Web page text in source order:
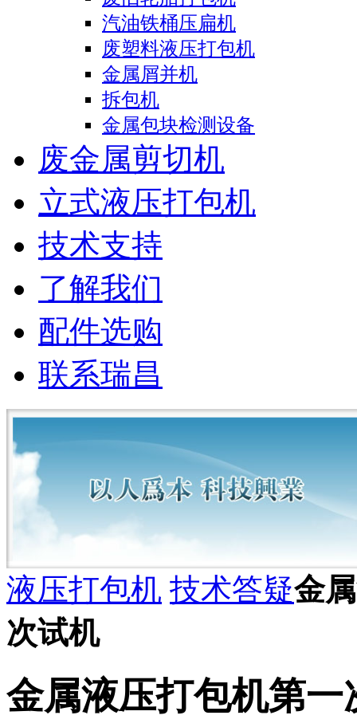
汽油铁桶压扁机
废塑料液压打包机
金属屑并机
拆包机
金属包块检测设备
废金属剪切机
立式液压打包机
技术支持
了解我们
配件选购
联系瑞昌
液压打包机 技术答疑金
次试机
金属液压打包机第一